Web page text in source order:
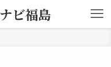
ビ福島